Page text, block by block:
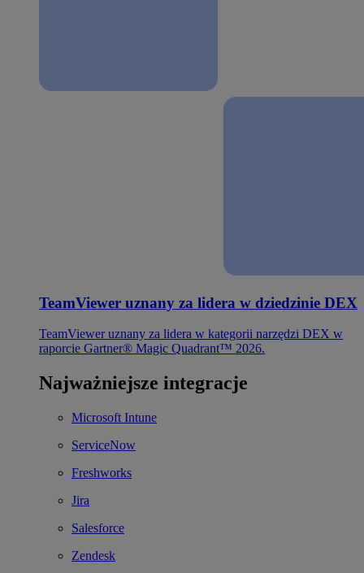
TeamViewer uznany za lidera w dziedzinie DEX
TeamViewer uznany za lidera w kategorii narzędzi DEX w
raporcie Gartner® Magic Quadrant™ 2026.
Najważniejsze integracje
Microsoft Intune
ServiceNow
Freshworks
Jira
Salesforce
Zendesk